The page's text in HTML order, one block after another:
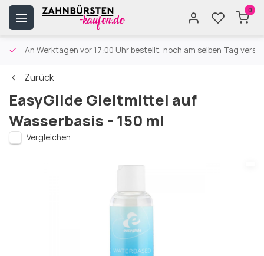
0
An Werktagen vor 17:00 Uhr bestellt, noch am selben Tag
Zurück
EasyGlide Gleitmittel auf
Wasserbasis - 150 ml
Vergleichen